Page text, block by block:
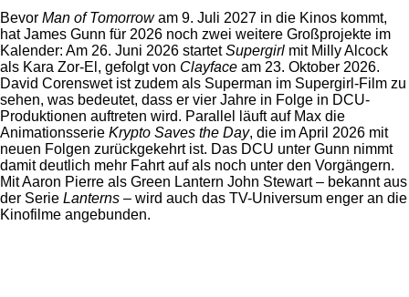
Bevor Man of Tomorrowam 9. Juli 2027 in die Kinos kommt,
hat James Gunn für 2026 noch zwei weitere Großprojekte im
Kalender: Am 26. Juni 2026 startetSupergirl mit Milly Alcock
als Kara Zor-El, gefolgt von Clayface am 23. Oktober 2026.
David Corenswet ist zudem als Superman im Supergirl-Film zu
sehen, was bedeutet, dass er vier Jahre in Folge in DCU-
Produktionen auftreten wird. Parallel läuft auf Max die
Animationsserie Krypto Saves the Day, die im April 2026 mit
neuen Folgen zurückgekehrt ist. Das DCU unter Gunn nimmt
damit deutlich mehr Fahrt auf als noch unter den Vorgängern.
Mit Aaron Pierre als Green Lantern John Stewart – bekannt aus
der Serie Lanterns – wird auch das TV-Universum enger an die
Kinofilme angebunden.